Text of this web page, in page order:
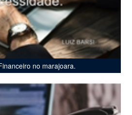
no marajoara.